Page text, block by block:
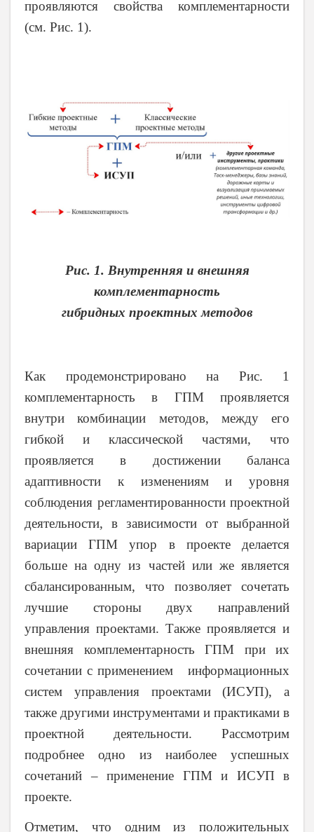
проявляются свойства комплементарности
(см. Рис. 1).
Рис. 1. Внутренняя и внешняя
комплементарность
гибридных проектных методов
Как продемонстрировано на Рис. 1
комплементарность в ГПМ проявляется
внутри комбинации методов, между его
гибкой и классической частями, что
проявляется в достижении баланса
адаптивности к изменениям и уровня
соблюдения регламентированности проектной
деятельности, в зависимости от выбранной
вариации ГПМ упор в проекте делается
больше на одну из частей или же является
сбалансированным, что позволяет сочетать
лучшие стороны двух направлений
управления проектами. Также проявляется и
внешняя комплементарность ГПМ при их
сочетании с применением информационных
систем управления проектами (ИСУП), а
также другими инструментами и практиками в
проектной деятельности. Рассмотрим
подробнее одно из наиболее успешных
сочетаний–применение ГПМ и ИСУП в
проекте.
Отметим, что одним из положительных